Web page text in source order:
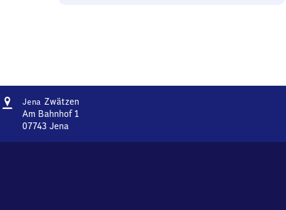
Adresse
Jena Zwätzen
Am Bahnhof 1
07743 Jena